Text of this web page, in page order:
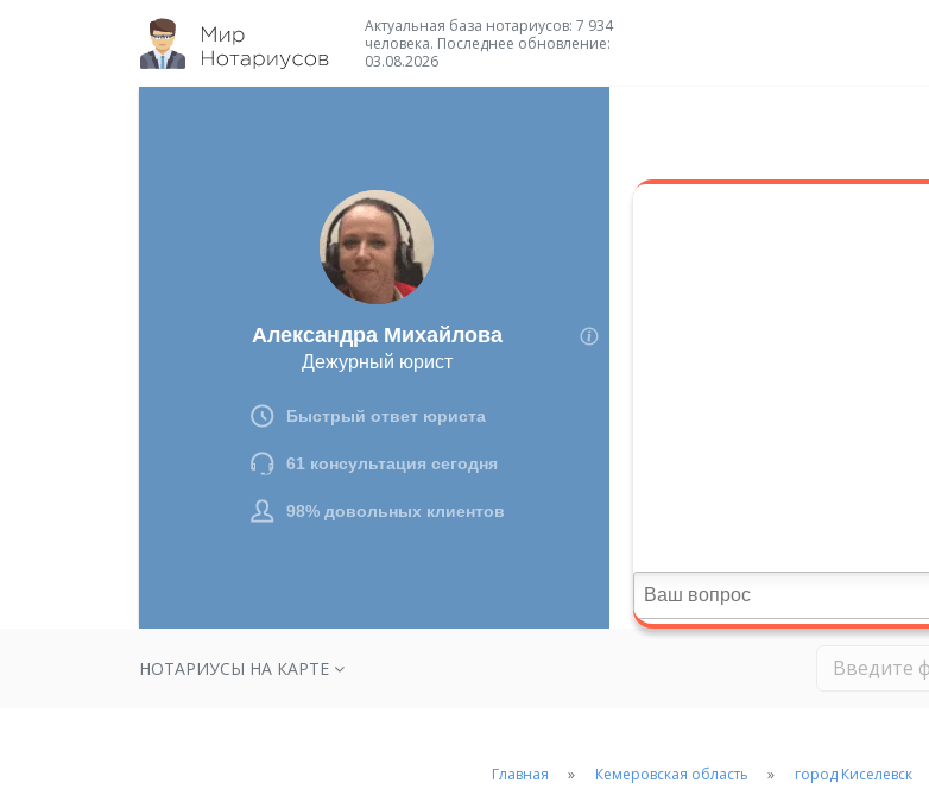
Актуальная база нотариусов: 7 934
человека. Последнее обновление:
03.08.2026
НОТАРИУСЫ НА КАРТЕ
Главная Кемеровская область город Киселевск